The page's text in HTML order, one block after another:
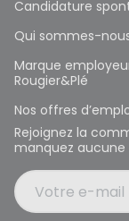
Candidature
Qui sommes-
Marque
Rougier&Plé
Nos offres
Rejoignez la
manquez
Votre e-mail